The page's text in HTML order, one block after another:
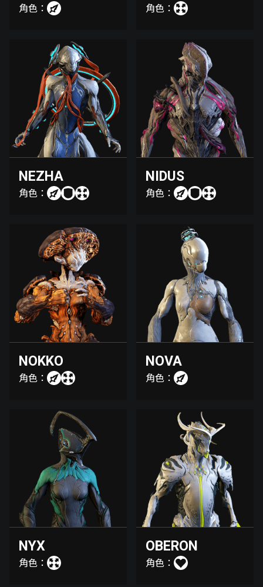
角色： 角色：
NEZHA
角色：
NIDUS
角色：
NOKKO
角色：
NOVA
角色：
NYX
角色：
OBERON
角色：